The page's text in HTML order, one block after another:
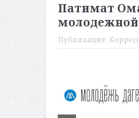
Патимат
молодежной
Публикация: